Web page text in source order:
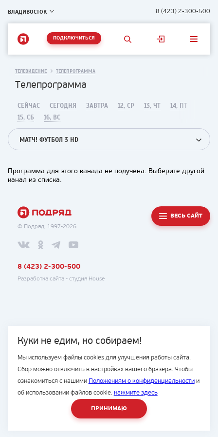
ВЛАДИВОСТОК 8 (423) 2-300-500
ПОДКЛЮЧИТЬСЯ
Куки не едим, но собираем!
Мы используем файлы cookies для улучшения работы сайта.
Сбор можно отключить в настройках вашего бразера. Чтобы
ознакомиться с нашими Положениям о конфиденциальностии
об использовании файлов cookie. нажмите здесь
ПРИНИМАЮ
ТЕЛЕВИДЕНИЕ ТЕЛЕПРОГРАММА
Телепрограмма
СЕЙЧАС СЕГОДНЯ ЗАВТРА 12, СР 13, ЧТ
14, ПТ
15, СБ
16, ВС
МАТЧ! ФУТБОЛ 3 HD
Программа для этого канала не получена. Выберите другой
канал из списка.
© Подряд, 1997-2026
ВЕСЬ САЙТ
8 (423) 2-300-500
Разработка сайта - студия House